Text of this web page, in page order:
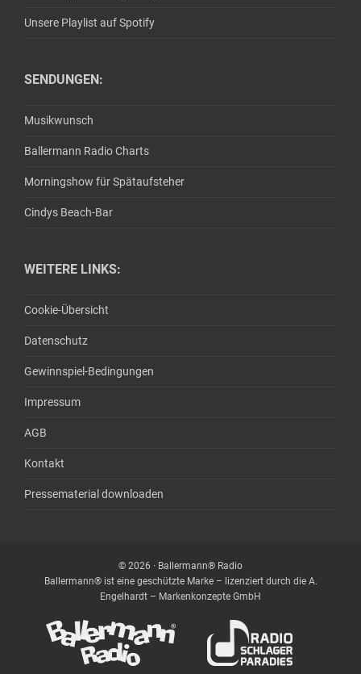
Unsere Playlist auf Spotify
SENDUNGEN:
Musikwunsch
Ballermann Radio Charts
Morningshow für Spätaufsteher
Cindys Beach-Bar
WEITERE LINKS:
Cookie-Übersicht
Datenschutz
Gewinnspiel-Bedingungen
Impressum
AGB
Kontakt
Pressematerial downloaden
© 2026 · Ballermann® Radio
Ballermann® ist eine geschützte Marke – lizenziert durch die A.
Engelhardt – Markenkonzepte GmbH